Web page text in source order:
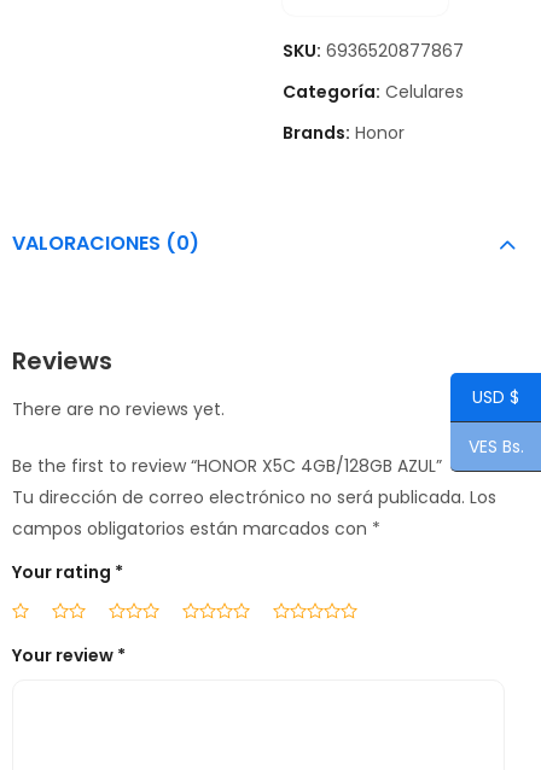
SKU: 6936520877867
Categoría: Celulares
Brands: Honor
VALORACIONES (0)
Reviews
There are no reviews yet.
Be the first to review “HONOR X5C 4GB/128GB AZUL”
Tu dirección de correo electrónico no será publicada. Los
campos obligatorios están marcados con *
Your rating *
Your review *
USD $
VES Bs.